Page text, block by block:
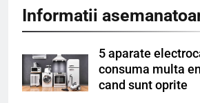
Informatii
5 aparate
consuma multa
cand sunt oprite